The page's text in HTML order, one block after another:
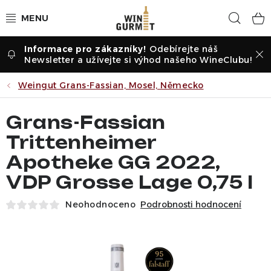
na
Vína dle druhu
Vína dle příležitosti
Dle vinařství
Vína dle země
Pochutiny
Degustační sady
Odebírejte náš
Newsletter a užívejte si výhod našeho WineClubu!
Weingut Grans-Fassian, Mosel, Německo
Grans-Fassian
Trittenheimer
Apotheke GG 2022,
VDP Grosse Lage 0,75 l
Neohodnoceno Podrobnosti hodnocení